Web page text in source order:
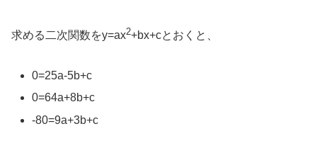
求める二次関数をy=ax2+bx+cとおくと、
0=25a-5b+c
0=64a+8b+c
-80=9a+3b+c